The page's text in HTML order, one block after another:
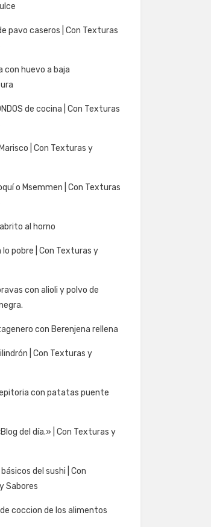
pavo caseros | Con Texturas
con huevo a baja
de cocina | Con Texturas
| Con Texturas y
o Msemmen | Con Texturas
al horno
pobre | Con Texturas y
con alioli y polvo de
con Berenjena rellena
| Con Texturas y
con patatas puente
del día.» | Con Texturas y
del sushi | Con
Sabores
coccion de los alimentos